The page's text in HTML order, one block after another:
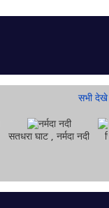
सभी देखे
सतधरा घाट , नर्मदा नदी